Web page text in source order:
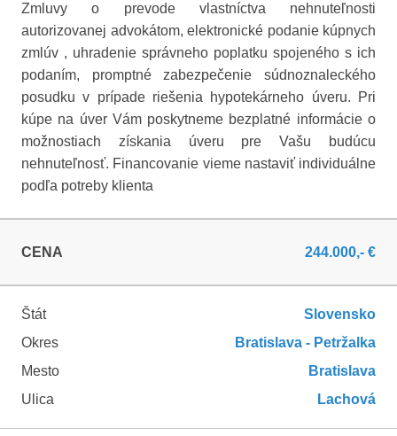
Zmluvy o prevode vlastníctva nehnuteľnosti
autorizovanej advokátom, elektronické podanie kúpnych
zmlúv , uhradenie správneho poplatku spojeného s ich
podaním, promptné zabezpečenie súdnoznaleckého
posudku v prípade riešenia hypotekárneho úveru. Pri
kúpe na úver Vám poskytneme bezplatné informácie o
možnostiach získania úveru pre Vašu budúcu
nehnuteľnosť. Financovanie vieme nastaviť individuálne
podľa potreby klienta
CENA 244.000,- €
Štát
Slovensko
Okres
Bratislava - Petržalka
Mesto
Bratislava
Ulica
Lachová